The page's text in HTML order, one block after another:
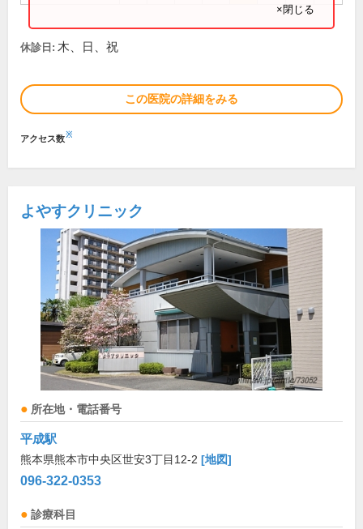
×閉じる
休診日: 木、日、祝
この医院の詳細をみる
アクセス数※
よやすクリニック
所在地・電話番号
平成駅
熊本県熊本市中央区世安3丁目12-2 [地図]
096-322-0353
診療科目